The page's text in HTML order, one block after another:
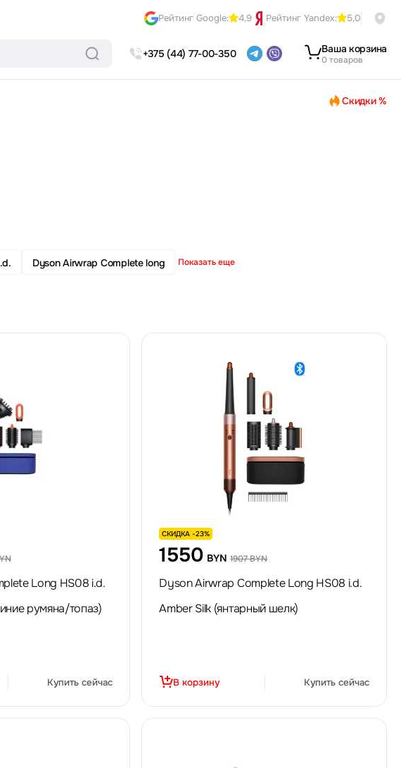
Рейтинг Google: 4,9 Рейтинг Yandex: 5,0
+375 (44) 77-00-350 Ваша корзина
0 товаров
Скидки %
Dyson Airwrap Complete long Показать еще
Long HS08 i.d.
румяна/топаз)
Купить сейчас
СКИДКА -23%
1550 BYN 1907 BYN
Dyson Airwrap Complete Long HS08 i.d.
Amber Silk (янтарный шелк)
В корзину Купить сейчас